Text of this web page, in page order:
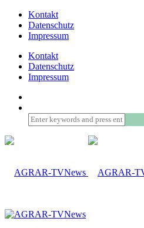
Kontakt
Datenschutz
Impressum
Kontakt
Datenschutz
Impressum